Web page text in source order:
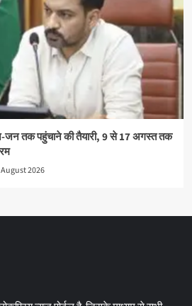
जन तक पहुंचाने की तैयारी, 9 से 17 अगस्त तक
2026